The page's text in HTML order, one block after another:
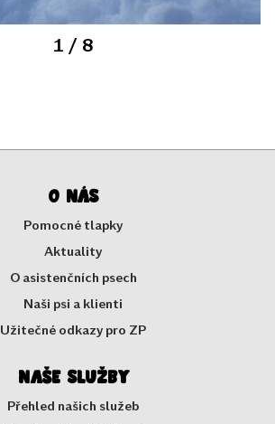
1 / 8
O nás
Pomocné tlapky
Aktuality
O asistenčních psech
Naši psi a klienti
Užitečné odkazy pro ZP
Naše služby
Přehled našich služeb